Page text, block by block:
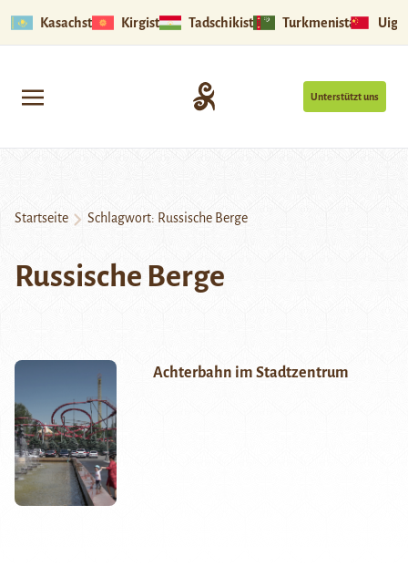
Kasachstan Kirgistan Tadschikistan Turkmenistan
Unterstützt uns
Startseite Schlagwort: Russische Berge
Russische Berge
Achterbahn im Stadtzentrum